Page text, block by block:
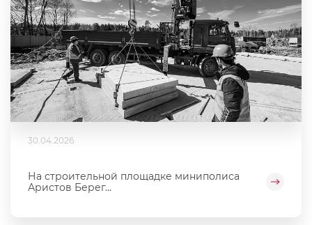
30.04.2026
На строительной площадке миниполиса
Аристов Берег...